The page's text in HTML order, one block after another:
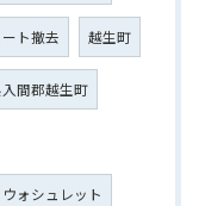
ト撤去 越生町
間郡越生町
ウォシュレット